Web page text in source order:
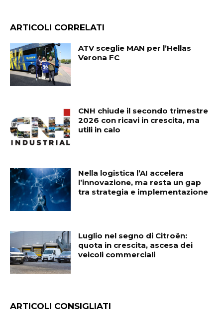
ARTICOLI CORRELATI
ATV sceglie MAN per l’Hellas
Verona FC
CNH chiude il secondo trimestre
2026 con ricavi in crescita, ma
utili in calo
Nella logistica l’AI accelera
l’innovazione, ma resta un gap
tra strategia e implementazione
Luglio nel segno di Citroën:
quota in crescita, ascesa dei
veicoli commerciali
ARTICOLI CONSIGLIATI